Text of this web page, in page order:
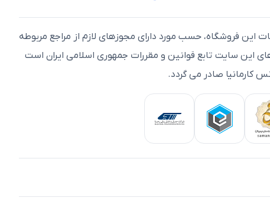
اين فروشگاه، حسب مورد دارای مجوزهای لازم از مراجع مربوطه
اين سايت تابع قوانين و مقررات جمهوری اسلامی ايران است
کارمانیا صادر می گردد.